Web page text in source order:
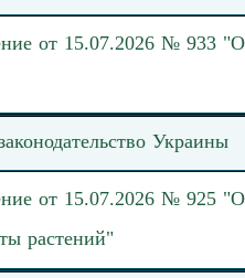
от 15.07.2026 № 933
Украины
от 15.07.2026 № 925
растений"